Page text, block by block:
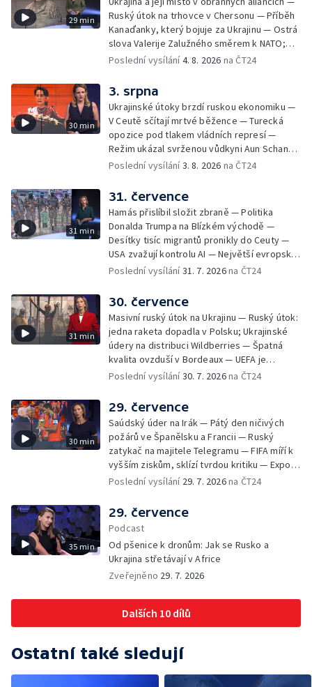
Římem, politickou instrumentaci migrace ze
strany sousedních států i fakt, proč jsou
volání po uzavření Schengenu spíše
vzkazem domácím voličům než reálným
řešením. Moderuje Barbora Maxová
29 min
Ruský útok na trhovce v Chersonu — Příběh
Kanaďanky, který bojuje za Ukrajinu — Ostrá
slova Valerije Zalužného směrem k NATO;
Situace v Chersonu — Pětadvacet
židle pod ředitelem FIFA — Itálie se chystá
na návrat jaderné energetiky
Poslední vysílání4. 8. 2026 na ČT24
30 min
3. srpna
Ukrajinské útoky brzdí ruskou ekonomiku —
V Ceutě sčítají mrtvé běžence — Turecká
opozice pod tlakem vládních represí —
Režim ukázal svrženou vůdkyni Aun Schan
Su Ťij — Evropu sužují požáry — Na Borneu
Poslední vysílání3. 8. 2026 na ČT24
31 min
31. července
Hamás přislíbil složit zbraně — Politika
Donalda Trumpa na Blízkém východě —
Desítky tisíc migrantů pronikly do Ceuty —
USA zvažují kontrolu AI — Největší evropské
toky vysychají
Poslední vysílání31. 7. 2026na ČT24
31 min
30. července
Masivní ruský útok na Ukrajinu — Ruský útok:
jedna raketa dopadla v Polsku; Ukrajinské
údery na distribuci Wildberries — Špatná
kvalita ovzduší v Bordeaux — UEFA je
připravená bojkotovat MS ve fotbale —
— Republikáni tvrdí, že Fauci pohrdá
Kongresem — Největší socha Panny Marie v
Evropě
Poslední vysílání30. 7. 2026na ČT24
30 min
29. července
Saúdský úder na Irák — Pátý den ničivých
požárů ve Španělsku a Francii — Ruský
zatykač na majitele Telegramu — FIFA míří k
vyšším ziskům, sklízí tvrdou kritiku — Export
ukrajinského obilí ohrožovaný Ruskem —
trochu jiná lanovka
Poslední vysílání 29. 7. 2026na ČT24
35 min
29. července
Podcast
Od pšenice k dronům: Jak se Rusko a
Ukrajina střetávají v Africe
Zveřejněno 29. 7. 2026
Dalších 10 dílů
Ostatní také sledují